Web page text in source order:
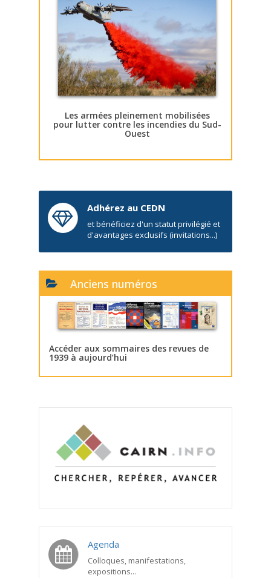
Les armées pleinement mobilisées
pour lutter contre les incendies du Sud-
Ouest
Adhérez au CEDN
et bénéficiez d'un statut privilégié et
d'avantages exclusifs (invitations...)
Anciens numéros
Accéder aux sommaires des revues de
1939 à aujourd’hui
Agenda
Colloques, manifestations,
expositions...